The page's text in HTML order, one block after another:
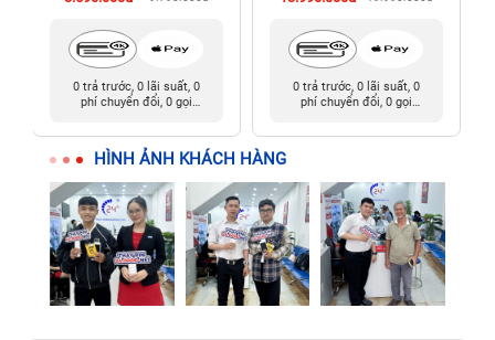
0 trả trước, 0 lãi suất, 0
phí chuyển đổi, 0 gọi
0 trả trước, 0 lãi suất, 0
phí chuyển đổi, 0 gọi
HÌNH ẢNH KHÁCH HÀNG